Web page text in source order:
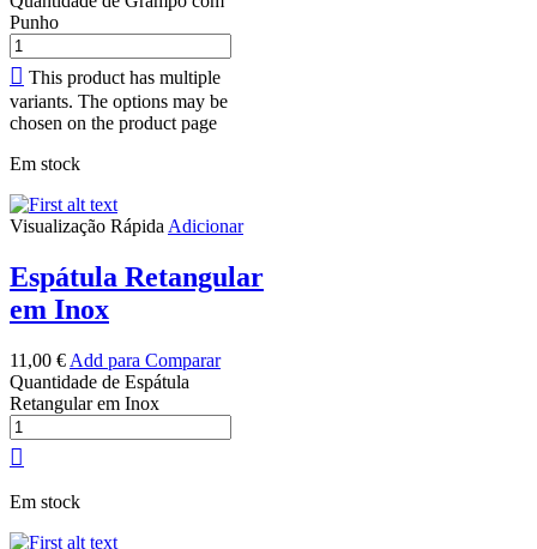
Punho
This product has multiple
variants. The options may be
chosen on the product page
Em stock
Visualização RápidaAdicionar
Espátula Retangular
em Inox
11,00 € Add para Comparar
Quantidade de Espátula
Retangular em Inox
Em stock